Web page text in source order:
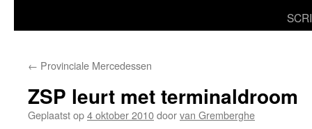
← Provinciale Mercedessen
ZSP leurt met terminaldroom
Geplaatst op4 oktober 2010doorvan Gremberghe